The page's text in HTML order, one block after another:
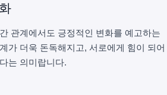
관계에서도 긍정적인 변화를 예고하는
가 더욱 돈독해지고, 서로에게 힘이 되어
는 의미랍니다.